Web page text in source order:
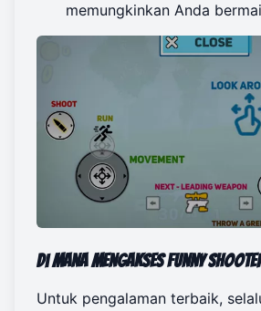
memungkinkan Anda
Di Mana Mengakses Funny
Untuk pengalaman terbaik,